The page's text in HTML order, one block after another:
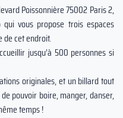
Poissonnière 75002 Paris 2,
vous propose trois espaces
de cet endroit.
jusqu’à 500 personnes si
originales, et un billard tout
pouvoir boire, manger, danser,
temps !